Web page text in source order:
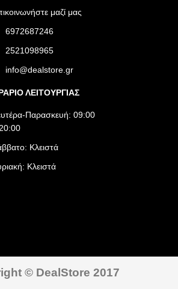
μαζί μας
6972687246
2521098965
info@dealstore.gr
ΛΕΙΤΟΥΡΓΙΑΣ​
Παρασκευή: 09:00
Κλειστά
Κλειστά
© DealStore 2017